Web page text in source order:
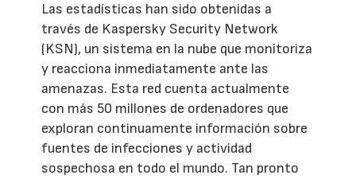
Las estadísticas han sido obtenidas a
través de Kaspersky Security Network
(KSN), un sistema en la nube que monitoriza
y reacciona inmediatamente ante las
amenazas. Esta red cuenta actualmente
con más 50 millones de ordenadores que
exploran continuamente información sobre
fuentes de infecciones y actividad
sospechosa en todo el mundo. Tan pronto